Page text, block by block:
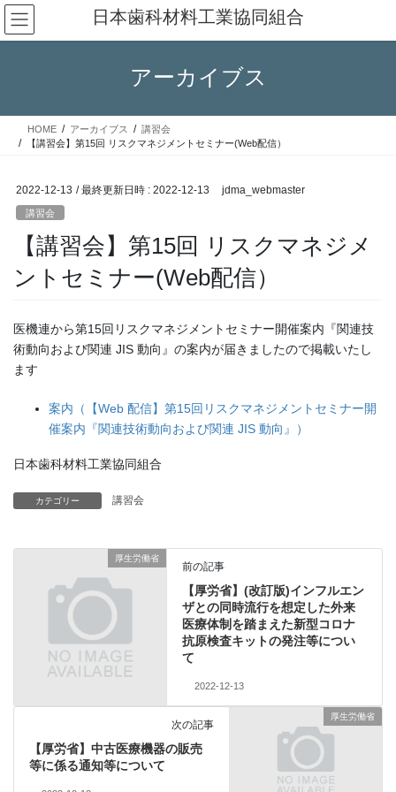
コ
ン
テ
ス
ナ
ビ
ゲ
ン
日本歯科材料工業協同組合
アーカイブス
HOME アーカイブス
講習会
【講習会】第15回 リスクマネジメントセミナー(Web配信）
2022-12-13 / 最終更新日時 : 2022-12-13 jdma_webmaster
講習会
【講習会】第15回 リスクマネジメ
ントセミナー(Web配信）
医機連から第15回リスクマネジメントセミナー開催案内『関連技
術動向および関連 JIS 動向』の案内が届きましたので掲載いたし
ます
案内（【Web 配信】第15回リスクマネジメントセミナー開
催案内『関連技術動向および関連 JIS 動向』）
日本歯科材料工業協同組合
カテゴリー 講習会
厚生労働省
前の記事
【厚労省】(改訂版)インフルエン
ザとの同時流行を想定した外来
医療体制を踏まえた新型コロナ
抗原検査キットの発注等につい
て
2022-12-13
厚生労働省
次の記事
【厚労省】中古医療機器の販売
等に係る通知等について